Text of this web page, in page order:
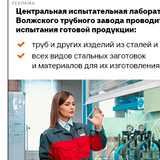
РЕКЛАМА